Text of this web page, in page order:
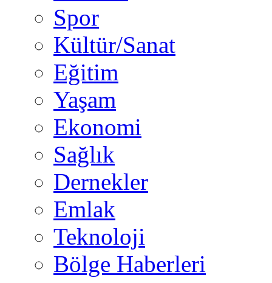
Spor
Kültür/Sanat
Eğitim
Yaşam
Ekonomi
Sağlık
Dernekler
Emlak
Teknoloji
Bölge Haberleri